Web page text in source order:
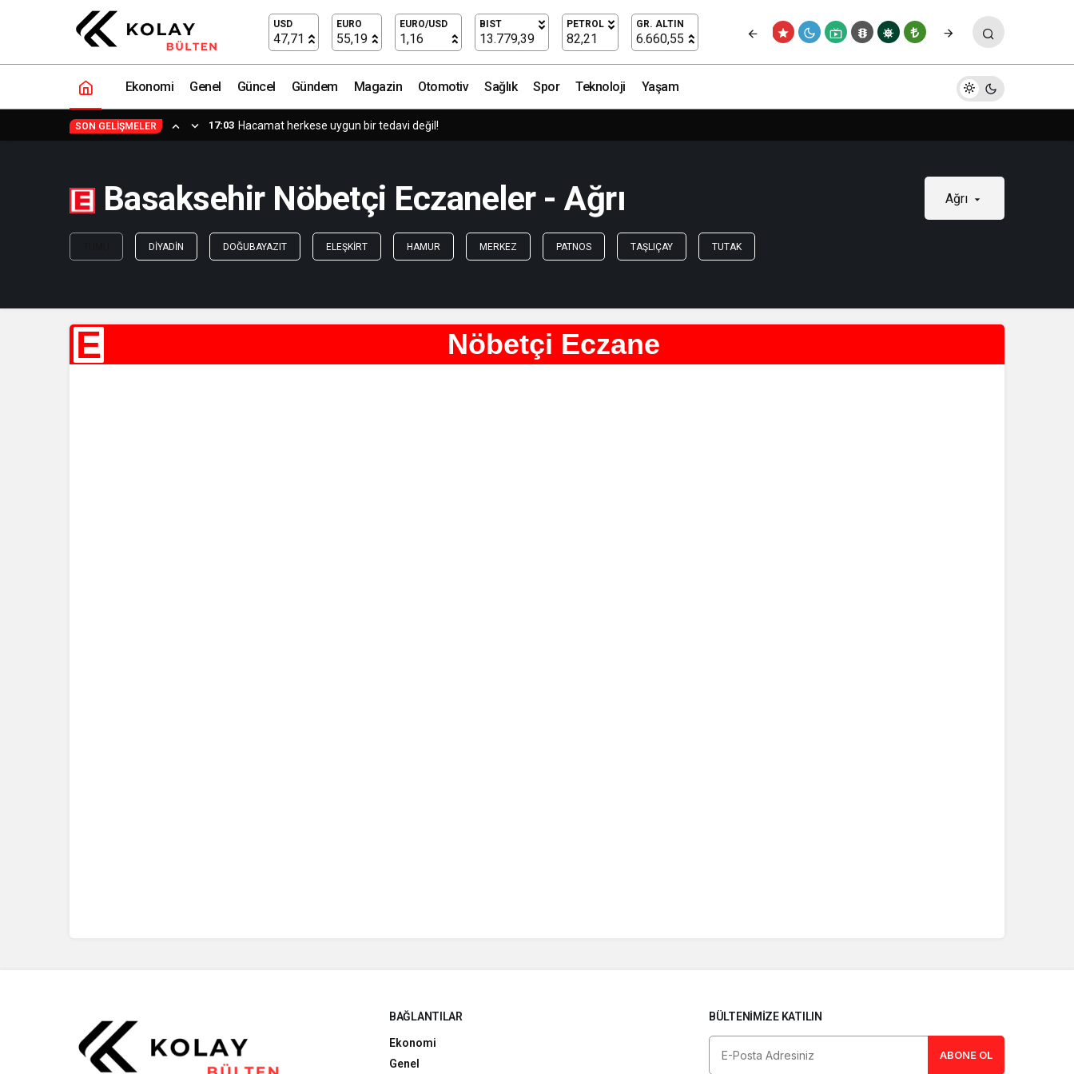
USD
47,71
EURO
55,19
EURO/USD
1,16
BIST
13.779,39
PETROL
82,21
GR. ALTIN
6.660,55
Ekonomi Genel Güncel Gündem Magazin Otomotiv Sağlık Spor Teknoloji Yaşam
SON GELIŞMELER 17:03 Hacamat herkese uygun bir tedavi değil!
Basaksehir Nöbetçi Eczaneler - Ağrı Ağrı
DIYADIN DOĞUBAYAZIT ELEŞKIRT HAMUR MERKEZ PATNOS TAŞLIÇAY TUTAK
E Nöbetçi Eczane
BAĞLANTILAR
Ekonomi
Genel
BÜLTENIMIZE KATILIN
ABONE OL